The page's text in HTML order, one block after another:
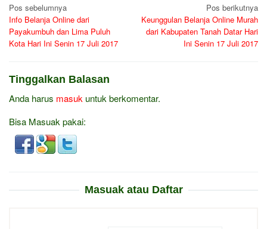
Navigasi
pos
Pos sebelumnya
Info Belanja Online dari
Payakumbuh dan Lima Puluh
Kota Hari Ini Senin 17 Juli 2017
Pos berikutnya
Keunggulan Belanja Online Murah
dari Kabupaten Tanah Datar Hari
Ini Senin 17 Juli 2017
Tinggalkan Balasan
Anda harus masuk untuk berkomentar.
Bisa Masuak pakai:
Masuak atau Daftar